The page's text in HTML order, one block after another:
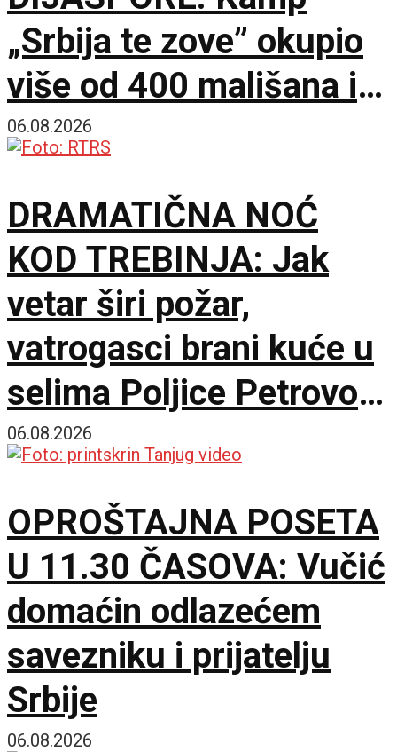
„Srbija te zove” okupio
više od 400 mališana iz
17 zemalja
06.08.2026
DRAMATIČNA NOĆ
KOD TREBINJA: Jak
vetar širi požar,
vatrogasci brani kuće u
selima Poljice Petrovo i
Marići
06.08.2026
OPROŠTAJNA POSETA
U 11.30 ČASOVA: Vučić
domaćin odlazećem
savezniku i prijatelju
Srbije
06.08.2026